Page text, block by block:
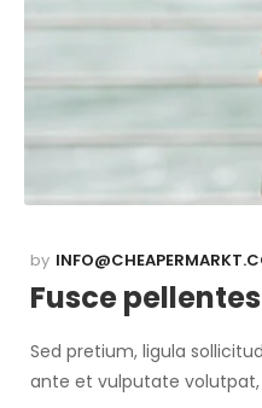
Fusce
Sed pretium, ligula
ante et vulputate